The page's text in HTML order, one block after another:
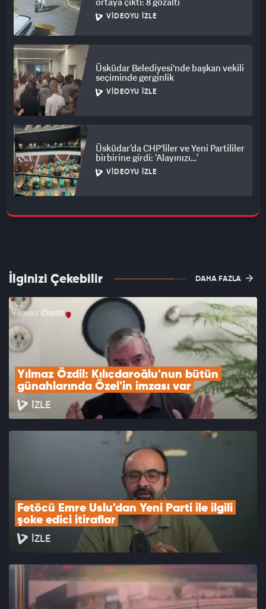
VIDEOYU İZLE
Üsküdar Belediyesi'nde başkan vekili
seçiminde gerginlik
VIDEOYU İZLE
Üsküdar’da CHP'liler ve Yeni Partililer
birbirine girdi: ‘Alayınızı…’
VIDEOYU İZLE
İlginizi Çekebilir DAHA FAZLA
Yılmaz Özdil: Kılıçdaroğlu'nun bütün
günahlarında Özel'in imzası var
İZLE
Fetöcü Emre Uslu'dan Yeni Parti ile ilgili
şoke edici itiraflar
İZLE